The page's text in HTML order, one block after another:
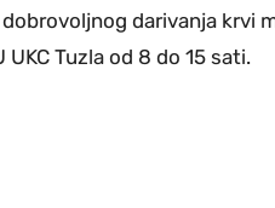
darivanja krvi
Tuzla od 8 do 15 sati.